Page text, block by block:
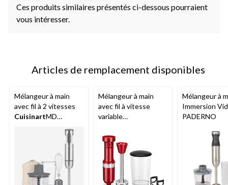
Ces produits similaires présentés ci-dessous pourraient
vous intéresser.
Articles de remplacement disponibles
Mélangeur à main
avec fil à 2 vitesses
CuisinartMD
accessoires hachoir
Mélangeur à main
avec fil à vitesse
variable
bocal pour mélanger,
rouge empire
Mélangeur à
Immersion
PADERNO